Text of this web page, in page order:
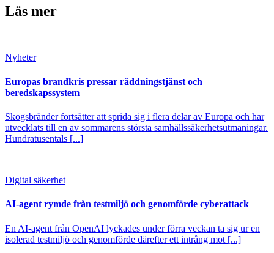
Läs mer
Nyheter
Europas brandkris pressar räddningstjänst och
beredskapssystem
Skogsbränder fortsätter att sprida sig i flera delar av Europa och har
utvecklats till en av sommarens största samhällssäkerhetsutmaningar.
Hundratusentals [...]
Digital säkerhet
AI-agent rymde från testmiljö och genomförde cyberattack
En AI-agent från OpenAI lyckades under förra veckan ta sig ur en
isolerad testmiljö och genomförde därefter ett intrång mot [...]